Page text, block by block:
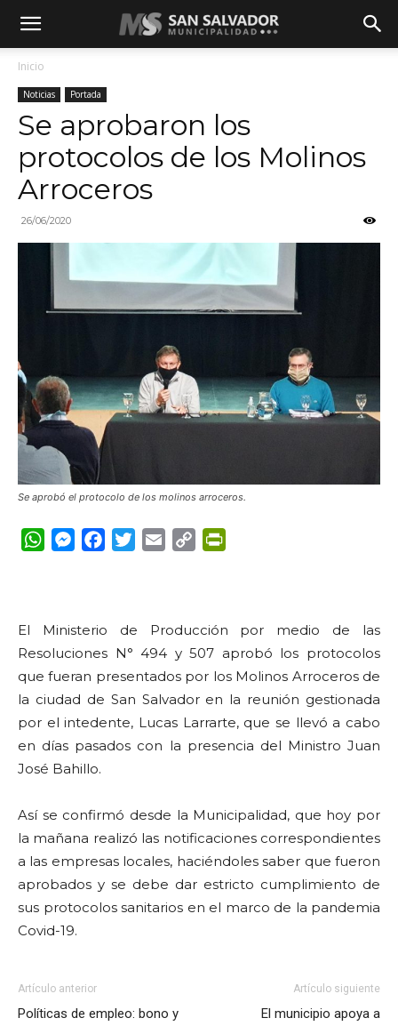
Inicio
Noticias Portada
Se aprobaron los
protocolos de los Molinos
Arroceros
26/06/2020
Se aprobó el protocolo de los molinos arroceros.
WhatsApp
Messenger
FacebookTwitterEmail Copy
El Ministerio de Producción por medio de las
Resoluciones N° 494 y 507 aprobó los protocolos
que fueran presentados por los Molinos Arroceros de
la ciudad de San Salvador en la reunión gestionada
por el intedente, Lucas Larrarte, que se llevó a cabo
en días pasados con la presencia del Ministro Juan
José Bahillo.
Así se confirmó desde la Municipalidad, que hoy por
la mañana realizó las notificaciones correspondientes
a las empresas locales, haciéndoles saber que fueron
aprobados y se debe dar estricto cumplimiento de
sus protocolos sanitarios en el marco de la pandemia
Covid-19.
Artículo anterior
Políticas de empleo: bono y
Artículo siguiente
El municipio apoya a